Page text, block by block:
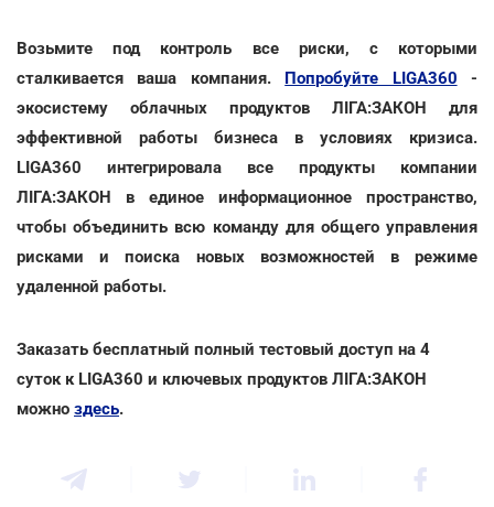
Возьмите под контроль все риски, с которыми
сталкивается ваша компания. Попробуйте LIGA360 -
экосистему облачных продуктов ЛІГА:ЗАКОН для
эффективной работы бизнеса в условиях кризиса.
LIGA360 интегрировала все продукты компании
ЛІГА:ЗАКОН в единое информационное пространство,
чтобы объединить всю команду для общего управления
рисками и поиска новых возможностей в режиме
удаленной работы.
Заказать бесплатный полный тестовый доступ на 4
суток к LIGA360 и ключевых продуктов ЛІГА:ЗАКОН
можно здесь.